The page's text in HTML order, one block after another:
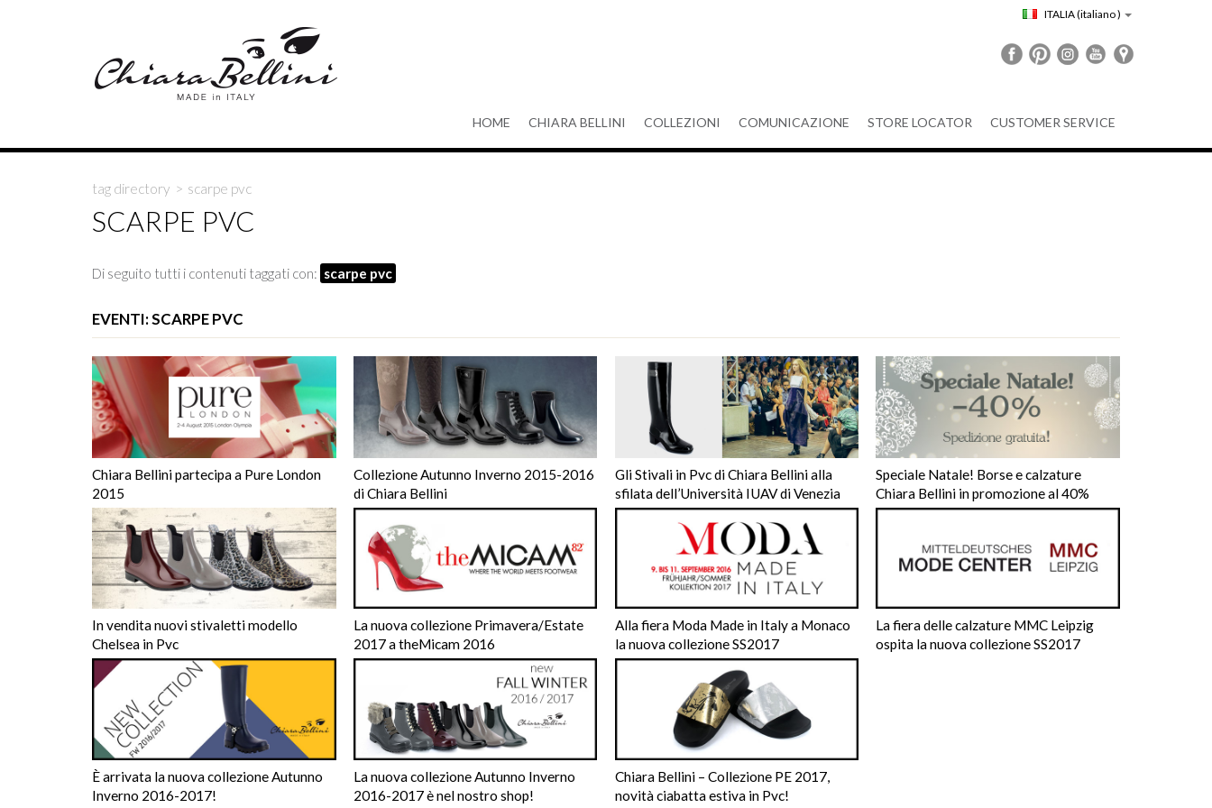
ITALIA(italiano )
HOME CHIARA BELLINI COLLEZIONI COMUNICAZIONE STORE LOCATOR CUSTOMER SERVICE
tag directory > scarpe pvc
SCARPE PVC
Di seguito tutti i contenuti taggati con: scarpe pvc
EVENTI: SCARPE PVC
Chiara Bellini partecipa a Pure London
2015
Collezione Autunno Inverno 2015-2016
di Chiara Bellini
Gli Stivali in Pvc di Chiara Bellini alla
sfilata dell’Università IUAV di Venezia
Speciale Natale! Borse e calzature
Chiara Bellini in promozione al 40%
In vendita nuovi stivaletti modello
Chelsea in Pvc
La nuova collezione Primavera/Estate
2017 a theMicam 2016
Alla fiera Moda Made in Italy a Monaco
la nuova collezione SS2017
La fiera delle calzature MMC Leipzig
ospita la nuova collezione SS2017
È arrivata la nuova collezione Autunno
Inverno 2016-2017!
La nuova collezione Autunno Inverno
2016-2017 è nel nostro shop!
Chiara Bellini – Collezione PE 2017,
novità ciabatta estiva in Pvc!